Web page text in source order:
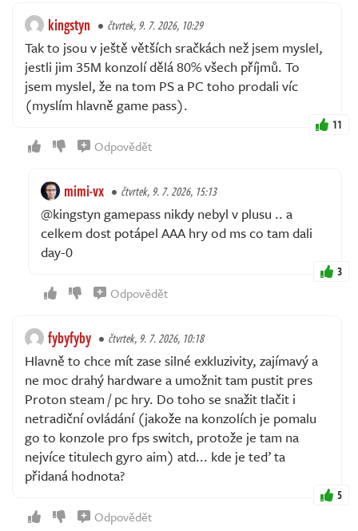
kingstyn čtvrtek, 9. 7. 2026, 10:29
Tak to jsou v ještě větších sračkách než jsem myslel,
jestli jim 35M konzolí dělá 80% všech příjmů. To
jsem myslel, že na tom PS a PC toho prodali víc
(myslím hlavně game pass).
11
Odpovědět
mimi-vx čtvrtek, 9. 7. 2026, 15:13
@kingstyn gamepass nikdy nebyl v plusu .. a
celkem dost potápel AAA hry od ms co tam dali
day-0
3
Odpovědět
fybyfyby čtvrtek, 9. 7. 2026, 10:18
Hlavně to chce mít zase silné exkluzivity, zajímavý a
ne moc drahý hardware a umožnit tam pustit pres
Proton steam / pc hry. Do toho se snažit tlačit i
netradiční ovládání (jakože na konzolích je pomalu
go to konzole pro fps switch, protože je tam na
nejvíce titulech gyro aim) atd... kde je teď ta
přidaná hodnota?
5
Odpovědět